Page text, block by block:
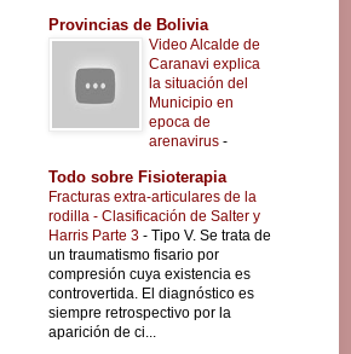
Provincias de Bolivia
Video Alcalde de
Caranavi explica
la situación del
Municipio en
epoca de
arenavirus -
Todo sobre Fisioterapia
Fracturas extra-articulares de la
rodilla - Clasificación de Salter y
Harris Parte 3 - Tipo V. Se trata de
un traumatismo fisario por
compresión cuya existencia es
controvertida. El diagnóstico es
siempre retrospectivo por la
aparición de ci...